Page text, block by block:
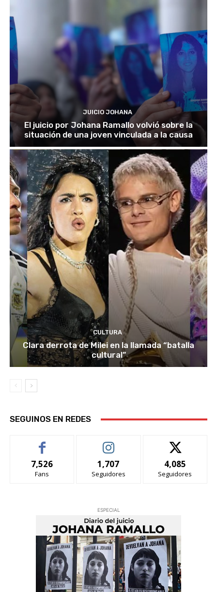
JUICIO JOHANA
El juicio por Johana Ramallo volvió sobre la
situación de una joven vinculada a la causa
CULTURA
Clara derrota de Milei en la llamada “batalla
cultural”
SEGUINOS EN REDES
7,526
Fans
1,707
Seguidores
4,085
Seguidores
ESPECIAL